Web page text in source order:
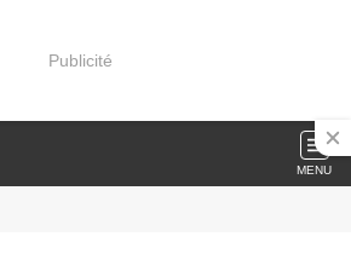
Publicité
MENU